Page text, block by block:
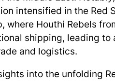
intensified in the Red
where Houthi Rebels
shipping, leading to
and logistics.
into the unfolding